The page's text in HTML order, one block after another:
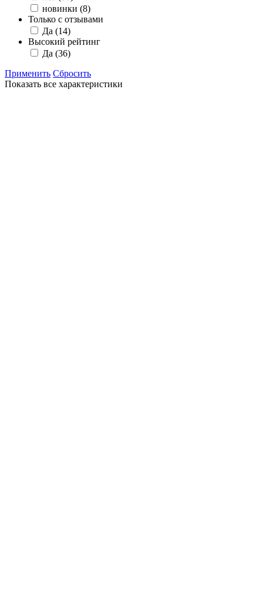
новинки (8)
Только с отзывами
Да (14)
Высокий рейтинг
Да (36)
Применить Сбросить
Показать все характеристики